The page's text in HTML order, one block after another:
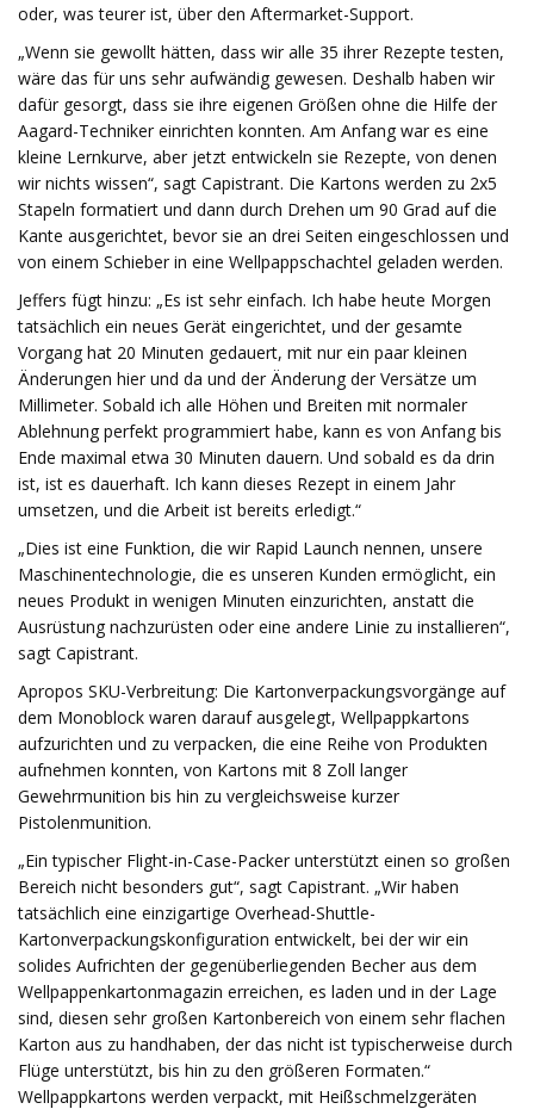
oder, was teurer ist, über den Aftermarket-Support.
„Wenn sie gewollt hätten, dass wir alle 35 ihrer Rezepte testen,
wäre das für uns sehr aufwändig gewesen. Deshalb haben wir
dafür gesorgt, dass sie ihre eigenen Größen ohne die Hilfe der
Aagard-Techniker einrichten konnten. Am Anfang war es eine
kleine Lernkurve, aber jetzt entwickeln sie Rezepte, von denen
wir nichts wissen“, sagt Capistrant. Die Kartons werden zu 2x5
Stapeln formatiert und dann durch Drehen um 90 Grad auf die
Kante ausgerichtet, bevor sie an drei Seiten eingeschlossen und
von einem Schieber in eine Wellpappschachtel geladen werden.
Jeffers fügt hinzu: „Es ist sehr einfach. Ich habe heute Morgen
tatsächlich ein neues Gerät eingerichtet, und der gesamte
Vorgang hat 20 Minuten gedauert, mit nur ein paar kleinen
Änderungen hier und da und der Änderung der Versätze um
Millimeter. Sobald ich alle Höhen und Breiten mit normaler
Ablehnung perfekt programmiert habe, kann es von Anfang bis
Ende maximal etwa 30 Minuten dauern. Und sobald es da drin
ist, ist es dauerhaft. Ich kann dieses Rezept in einem Jahr
umsetzen, und die Arbeit ist bereits erledigt.“
„Dies ist eine Funktion, die wir Rapid Launch nennen, unsere
Maschinentechnologie, die es unseren Kunden ermöglicht, ein
neues Produkt in wenigen Minuten einzurichten, anstatt die
Ausrüstung nachzurüsten oder eine andere Linie zu installieren“,
sagt Capistrant.
Apropos SKU-Verbreitung: Die Kartonverpackungsvorgänge auf
dem Monoblock waren darauf ausgelegt, Wellpappkartons
aufzurichten und zu verpacken, die eine Reihe von Produkten
aufnehmen konnten, von Kartons mit 8 Zoll langer
Gewehrmunition bis hin zu vergleichsweise kurzer
Pistolenmunition.
„Ein typischer Flight-in-Case-Packer unterstützt einen so großen
Bereich nicht besonders gut“, sagt Capistrant. „Wir haben
tatsächlich eine einzigartige Overhead-Shuttle-
Kartonverpackungskonfiguration entwickelt, bei der wir ein
solides Aufrichten der gegenüberliegenden Becher aus dem
Wellpappenkartonmagazin erreichen, es laden und in der Lage
sind, diesen sehr großen Kartonbereich von einem sehr flachen
Karton aus zu handhaben, der das nicht ist typischerweise durch
Flüge unterstützt, bis hin zu den größeren Formaten.“
Wellpappkartons werden verpackt, mit Heißschmelzgeräten